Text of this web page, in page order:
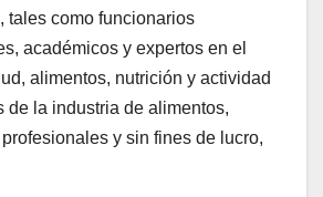
tales como funcionarios
académicos y expertos en el
alimentos, nutrición y actividad
de la industria de alimentos,
y sin fines de lucro,